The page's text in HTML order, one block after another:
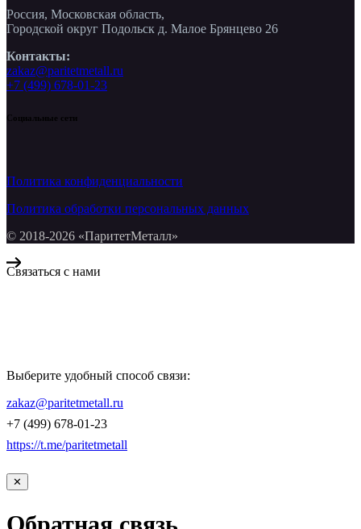
Россия, Московская область,
Городской округ Подольск д. Малое Брянцево 26
Контакты:
zakaz@paritetmetall.ru
+7 (499) 678-01-23
Социальные сети
Политика конфиденциальности
Политика обработки персональных данных
© 2018-2026 «ПаритетМеталл»
Связаться с нами
Выберите удобный способ связи:
zakaz@paritetmetall.ru
+7 (499) 678-01-23
https://t.me/paritetmetall
✕